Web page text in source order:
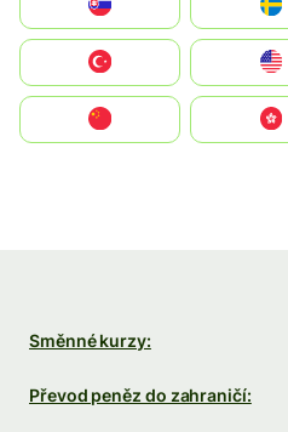
United States
中國香港特別行政區
Směnné kurzy:
Převod peněz do zahraničí: